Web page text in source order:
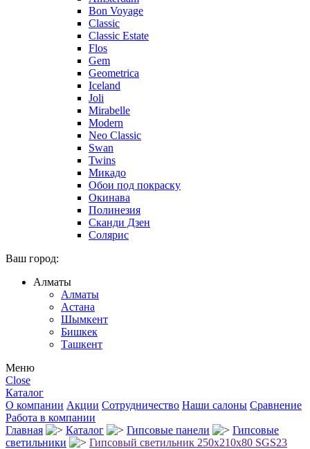
Bon Voyage
Classic
Classic Estate
Flos
Gem
Geometrica
Iceland
Joli
Mirabelle
Modern
Neo Classic
Swan
Twins
Микадо
Обои под покраску
Окинава
Полинезия
Сканди Дзен
Солярис
Ваш город:
Алматы
Алматы
Астана
Шымкент
Бишкек
Ташкент
Меню
Close
Каталог
О компании Акции Сотрудничество Наши салоны Сравнение
Работа в компании
Главная
Каталог Гипсовые панели
Гипсовые
светильники
Гипсовый светильник 250х210х80 SGS23